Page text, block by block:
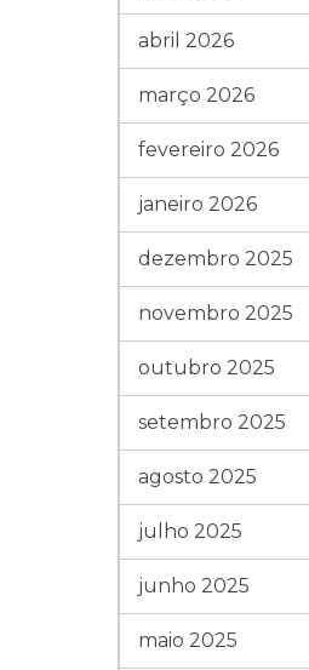
abril 2026
março 2026
fevereiro 2026
janeiro 2026
dezembro 2025
novembro 2025
outubro 2025
setembro 2025
agosto 2025
julho 2025
junho 2025
maio 2025